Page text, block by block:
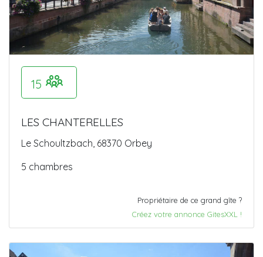
15
LES CHANTERELLES
Le Schoultzbach, 68370 Orbey
5 chambres
Propriétaire de ce grand gîte ?
Créez votre annonce GitesXXL !